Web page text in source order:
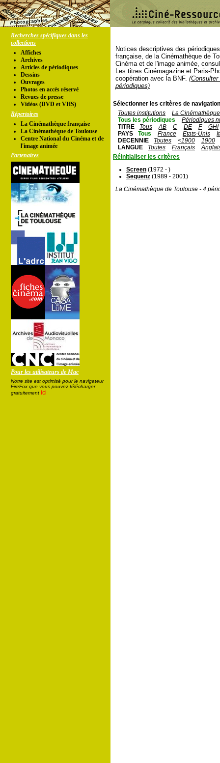
Recherches spécifiques dans les
collections
Affiches
Archives
Articles de périodiques
Dessins
Ouvrages
Photos en accés réservé
Revues de presse
Vidéos (DVD et VHS)
Répertoires
La Cinémathèque française
La Cinémathèque de Toulouse
Centre National du Cinéma et de
l'image animée
Partenaires
Pour les utilisateurs de Mac
Notre site est optimisé pour le navigateur
FireFox que vous pouvez télécharger
gratuitement ici
Notices descriptives des
française, de la Cinémathèque de
Cinéma et de l'image animée,
Les titres Cinémagazine et Paris-
coopération avec la BNF.
périodiques)
Sélectionner les critères de
Toutes institutions
La
Tous les périodiques
Périodiques
TITRE
Tous AB C DE F
GHI
PAYS
Tous France Etats-Unis
DECENNIE
Toutes <1900
1900
LANGUE
Toutes Français
Réinitialiser les critères
Screen (1972 - )
Sequenz (1989 - 2001)
La Cinémathèque de Toulouse - 4